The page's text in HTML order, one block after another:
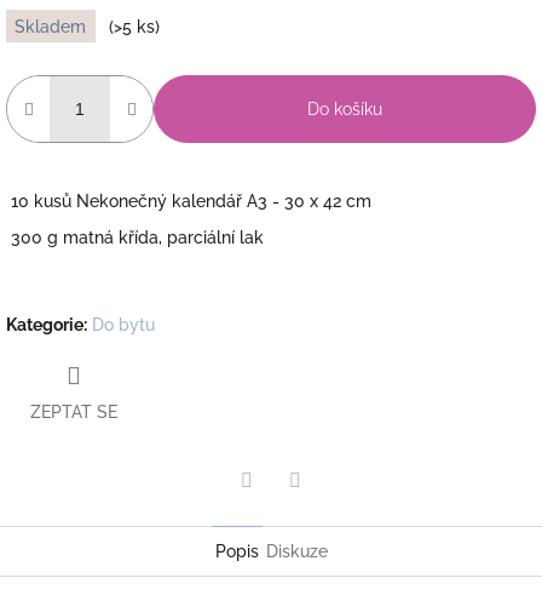
Měrná
cena:
Skladem (>5 ks)
Do košíku
10 kusů Nekonečný kalendář A3 - 30 x 42 cm
300 g matná křída, parciální lak
Kategorie: Do bytu
ZEPTAT SE
Popis Diskuze